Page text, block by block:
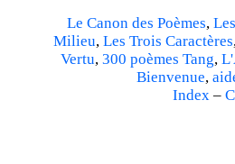
Le Canon des Poèmes,
Milieu, Les Trois Caractères
Vertu, 300 poèmes Tang,
Bienvenue,
Index–